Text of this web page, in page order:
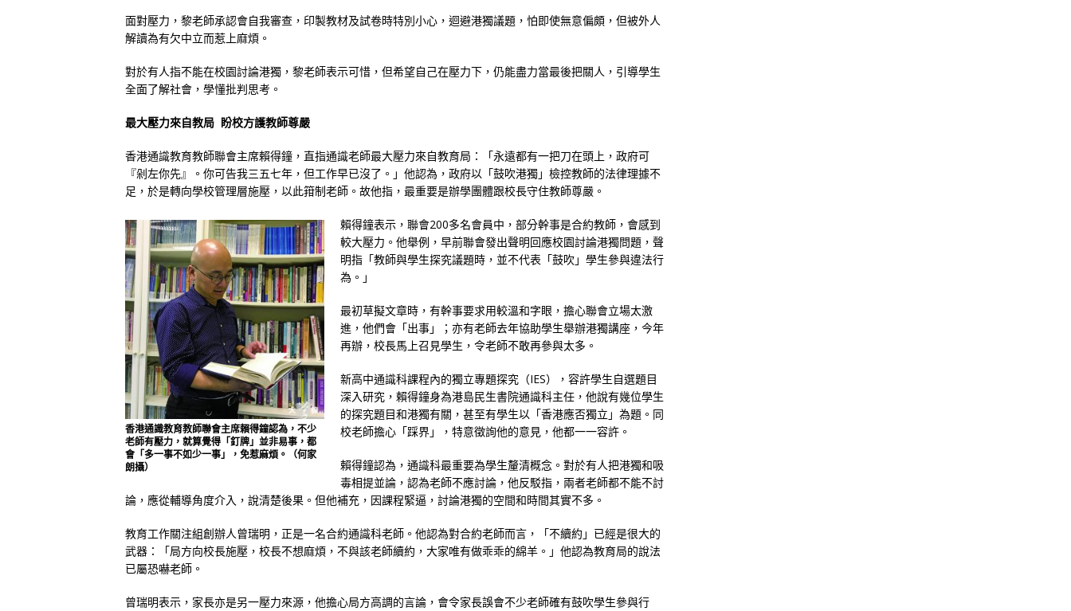
面對壓力，黎老師承認會自我審查，印製教材及試卷時特別小心，迴避港獨議題，怕即使無意偏頗，但被外人
解讀為有欠中立而惹上麻煩。
對於有人指不能在校園討論港獨，黎老師表示可惜，但希望自己在壓力下，仍能盡力當最後把關人，引導學生
全面了解社會，學懂批判思考。
最大壓力來自教局 盼校方護教師尊嚴
香港通識教育教師聯會主席賴得鐘，直指通識老師最大壓力來自教育局：「永遠都有一把刀在頭上，政府可
『剁左你先』。你可告我三五七年，但工作早已沒了。」他認為，政府以「鼓吹港獨」檢控教師的法律理據不
足，於是轉向學校管理層施壓，以此箝制老師。故他指，最重要是辦學團體跟校長守住教師尊嚴。
香港通識教育教師聯會主席賴得鐘認為，不少
老師有壓力，就算覺得「釘牌」並非易事，都
會「多一事不如少一事」，免惹麻煩。（何家
朗攝）
賴得鐘表示，聯會200多名會員中，部分幹事是合約教師，會感到
較大壓力。他舉例，早前聯會發出聲明回應校園討論港獨問題，聲
明指「教師與學生探究議題時，並不代表「鼓吹」學生參與違法行
為。」
最初草擬文章時，有幹事要求用較溫和字眼，擔心聯會立場太激
進，他們會「出事」；亦有老師去年協助學生舉辦港獨講座，今年
再辦，校長馬上召見學生，令老師不敢再參與太多。
新高中通識科課程內的獨立專題探究（IES），容許學生自選題目
深入研究，賴得鐘身為港島民生書院通識科主任，他說有幾位學生
的探究題目和港獨有關，甚至有學生以「香港應否獨立」為題。同
校老師擔心「踩界」，特意徵詢他的意見，他都一一容許。
賴得鐘認為，通識科最重要為學生釐清概念。對於有人把港獨和吸
毒相提並論，認為老師不應討論，他反駁指，兩者老師都不能不討
論，應從輔導角度介入，說清楚後果。但他補充，因課程緊逼，討論港獨的空間和時間其實不多。
教育工作關注組創辦人曾瑞明，正是一名合約通識科老師。他認為對合約老師而言，「不續約」已經是很大的
武器：「局方向校長施壓，校長不想麻煩，不與該老師續約，大家唯有做乖乖的綿羊。」他認為教育局的說法
已屬恐嚇老師。
曾瑞明表示，家長亦是另一壓力來源，他擔心局方高調的言論，會令家長誤會不少老師確有鼓吹學生參與行